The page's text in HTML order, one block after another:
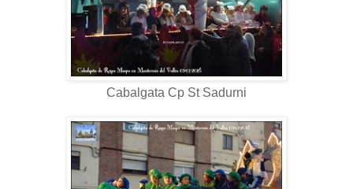
Cabalgata Cp St Sadurni